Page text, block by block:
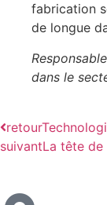
fabrication
de longue
dans le
retour
suivantLa tête